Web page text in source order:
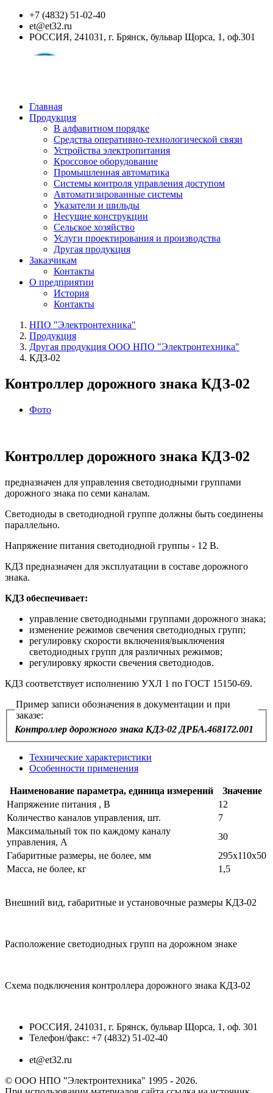
+7 (4832) 51-02-40
et@et32.ru
РОССИЯ, 241031, г. Брянск, бульвар Щорса, 1, оф.301
Главная
Продукция
В алфавитном порядке
Средства оперативно-технологической связи
Устройства электропитания
Кроссовое оборудование
Промышленная автоматика
Системы контроля управления доступом
Автоматизированные системы
Указатели и шильды
Несущие конструкции
Сельское хозяйство
Услуги проектирования и производства
Другая продукция
Заказчикам
Контакты
О предприятии
История
Контакты
НПО "Электронтехника"
Продукция
Другая продукция ООО НПО "Электронтехника"
КДЗ-02
Контроллер дорожного знака КДЗ‑02
Фото
Контроллер дорожного знака КДЗ‑02
предназначен для управления светодиодными группами
дорожного знака по семи каналам.
Светодиоды в светодиодной группе должны быть соединены
параллельно.
Напряжение питания светодиодной группы - 12 В.
КДЗ предназначен для эксплуатации в составе дорожного
знака.
КДЗ обеспечивает:
управление светодиодными группами дорожного знака;
изменение режимов свечения светодиодных групп;
регулировку скорости включения/выключения
светодиодных групп для различных режимов;
регулировку яркости свечения светодиодов.
КДЗ соответствует исполнению УХЛ 1 по ГОСТ 15150-69.
Пример записи обозначения в документации и при
заказе:
Контроллер дорожного знака КДЗ-02 ДРБА.468172.001
Технические характеристики
Особенности применения
Наименование параметра, единица измерений
Значение
Напряжение питания , В
12
Количество каналов управления, шт.
7
Максимальный ток по каждому каналу
управления, А
30
Габаритные размеры, не более, мм
295х110х50
Масса, не более, кг
1,5
Внешний вид, габаритные и установочные размеры КДЗ-02
Расположение светодиодных групп на дорожном знаке
Схема подключения контроллера дорожного знака КДЗ-02
РОССИЯ, 241031, г. Брянск, бульвар Щорса, 1, оф. 301
Телефон/факс: +7 (4832) 51-02-40
et@et32.ru
© ООО НПО "Электронтехника" 1995 - 2026.